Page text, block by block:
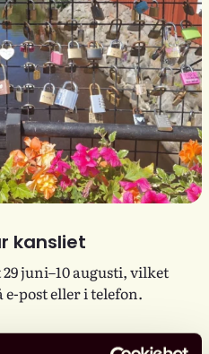
kansliet
juni–10 augusti, vilket
post eller i telefon.